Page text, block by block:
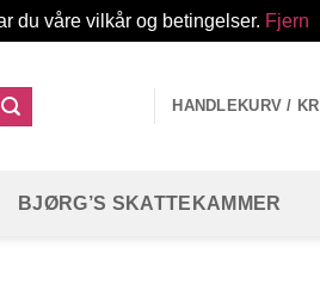
du våre vilkår og betingelser. Fjern
HANDLEKURV / KR
BJØRG’S SKATTEKAMMER